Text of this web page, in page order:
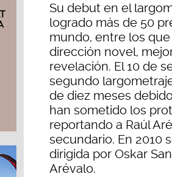
Su debut en el
logrado más de 50
mundo, entre los
dirección novel,
revelación. El 10 de
segundo
de diez meses
han sometido los
reportando a Raúl
secundario. En 2010
dirigida por Oskar
Arévalo.